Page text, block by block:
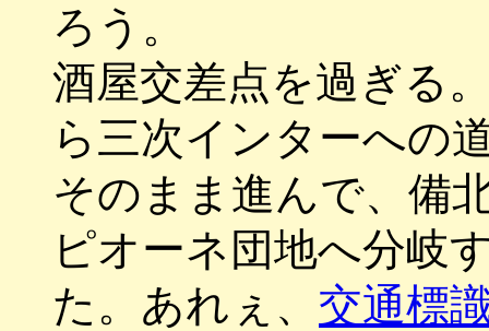
ろう。
酒屋交差点を過ぎる
ら三次インターへの
そのまま進んで、備
ピオーネ団地へ分岐
た。あれぇ、 交通標